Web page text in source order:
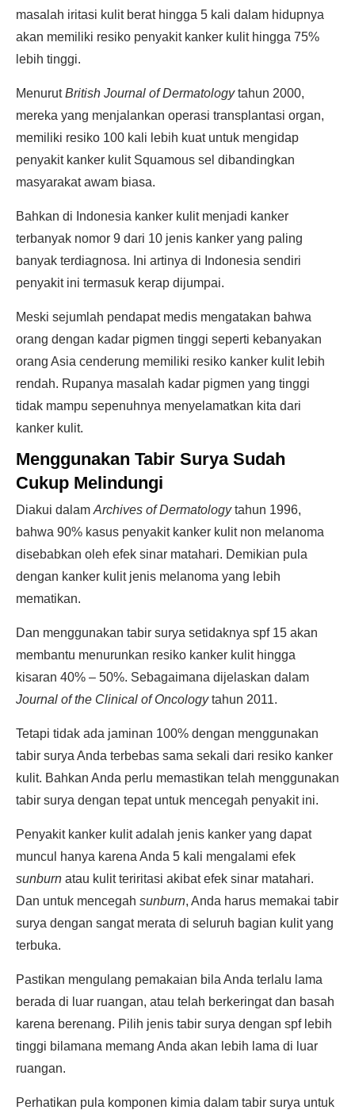
masalah iritasi kulit berat hingga 5 kali dalam hidupnya
akan memiliki resiko penyakit kanker kulit hingga 75%
lebih tinggi.
MenurutBritish Journal of Dermatologytahun 2000,
mereka yang menjalankan operasi transplantasi organ,
memiliki resiko 100 kali lebih kuat untuk mengidap
penyakit kanker kulit Squamous sel dibandingkan
masyarakat awam biasa.
Bahkan di Indonesia kanker kulit menjadi kanker
terbanyak nomor 9 dari 10 jenis kanker yang paling
banyak terdiagnosa. Ini artinya di Indonesia sendiri
penyakit ini termasuk kerap dijumpai.
Meski sejumlah pendapat medis mengatakan bahwa
orang dengan kadar pigmen tinggi seperti kebanyakan
orang Asia cenderung memiliki resiko kanker kulit lebih
rendah. Rupanya masalah kadar pigmen yang tinggi
tidak mampu sepenuhnya menyelamatkan kita dari
kanker kulit.
Menggunakan Tabir Surya Sudah
Cukup Melindungi
Diakui dalam Archives of Dermatologytahun 1996,
bahwa 90% kasus penyakit kanker kulit non melanoma
disebabkan oleh efek sinar matahari. Demikian pula
dengan kanker kulit jenis melanoma yang lebih
mematikan.
Dan menggunakan tabir surya setidaknya spf 15 akan
membantu menurunkan resiko kanker kulit hingga
kisaran 40% – 50%. Sebagaimana dijelaskan dalam
Journal of the Clinical of Oncologytahun 2011.
Tetapi tidak ada jaminan 100% dengan menggunakan
tabir surya Anda terbebas sama sekali dari resiko kanker
kulit. Bahkan Anda perlu memastikan telah menggunakan
tabir surya dengan tepat untuk mencegah penyakit ini.
Penyakit kanker kulit adalah jenis kanker yang dapat
muncul hanya karena Anda 5 kali mengalami efek
sunburn atau kulit teriritasi akibat efek sinar matahari.
Dan untuk mencegah sunburn, Anda harus memakai tabir
surya dengan sangat merata di seluruh bagian kulit yang
terbuka.
Pastikan mengulang pemakaian bila Anda terlalu lama
berada di luar ruangan, atau telah berkeringat dan basah
karena berenang. Pilih jenis tabir surya dengan spf lebih
tinggi bilamana memang Anda akan lebih lama di luar
ruangan.
Perhatikan pula komponen kimia dalam tabir surya untuk